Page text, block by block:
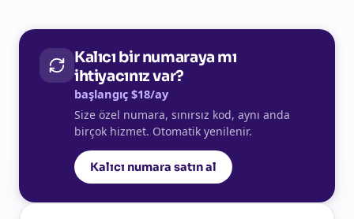
Kalıcı bir numaraya mı
ihtiyacınız var?
başlangıç $18/ay
Size özel numara, sınırsız kod, aynı anda
birçok hizmet. Otomatik yenilenir.
Kalıcı numara satın al